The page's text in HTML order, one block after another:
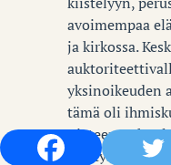
avoimempaa
ja kirkossa.
yksinoikeuden
tämä oli
Tieteen,
edistys hyötyi